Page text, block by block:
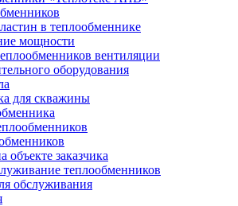
в теплообменнике
мощности
вентиляции
оборудования
для скважины
объекте заказчика
теплообменников
обслуживания